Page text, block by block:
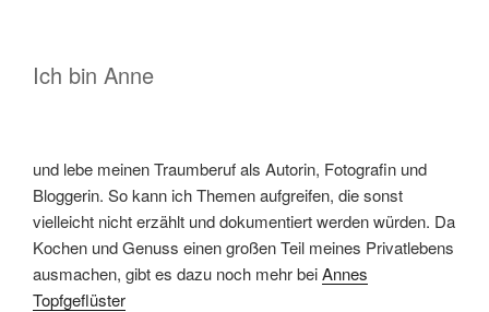
Ich bin Anne
und lebe meinen Traumberuf als Autorin, Fotografin und
Bloggerin. So kann ich Themen aufgreifen, die sonst
vielleicht nicht erzählt und dokumentiert werden würden. Da
Kochen und Genuss einen großen Teil meines Privatlebens
ausmachen, gibt es dazu noch mehr beiAnnes
Topfgeflüster